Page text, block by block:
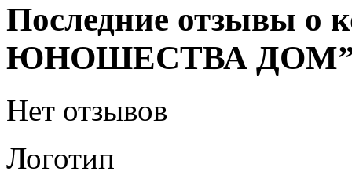
Последние отзывы
ЮНОШЕСТВА
Нет отзывов
Логотип